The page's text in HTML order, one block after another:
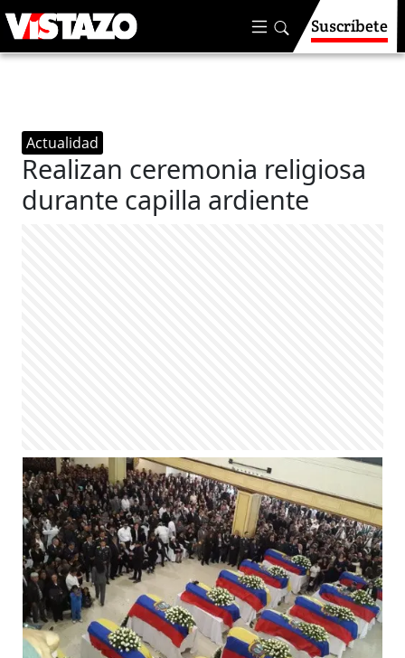
Suscríbete
Actualidad
Realizan ceremonia religiosa
durante capilla ardiente